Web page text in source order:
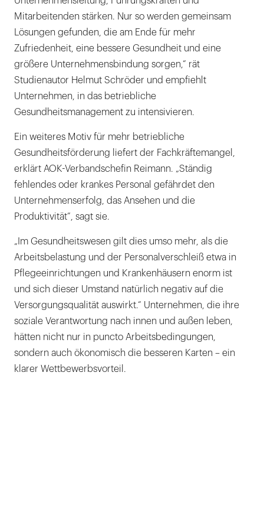
Mitarbeitenden stärken. Nur so werden gemeinsam
Lösungen gefunden, die am Ende für mehr
Zufriedenheit, eine bessere Gesundheit und eine
größere Unternehmensbindung sorgen,“ rät
Studienautor Helmut Schröder und empfiehlt
Unternehmen, in das betriebliche
Gesundheitsmanagement zu intensivieren.
Ein weiteres Motiv für mehr betriebliche
Gesundheitsförderung liefert der Fachkräftemangel,
erklärt AOK-Verbandschefin Reimann. „Ständig
fehlendes oder krankes Personal gefährdet den
Unternehmenserfolg, das Ansehen und die
Produktivität”, sagt sie.
„Im Gesundheitswesen gilt dies umso mehr, als die
Arbeitsbelastung und der Personalverschleiß etwa in
Pflegeeinrichtungen und Krankenhäusern enorm ist
und sich dieser Umstand natürlich negativ auf die
Versorgungsqualität auswirkt.“ Unternehmen, die ihre
soziale Verantwortung nach innen und außen leben,
hätten nicht nur in puncto Arbeitsbedingungen,
sondern auch ökonomisch die besseren Karten – ein
klarer Wettbewerbsvorteil.